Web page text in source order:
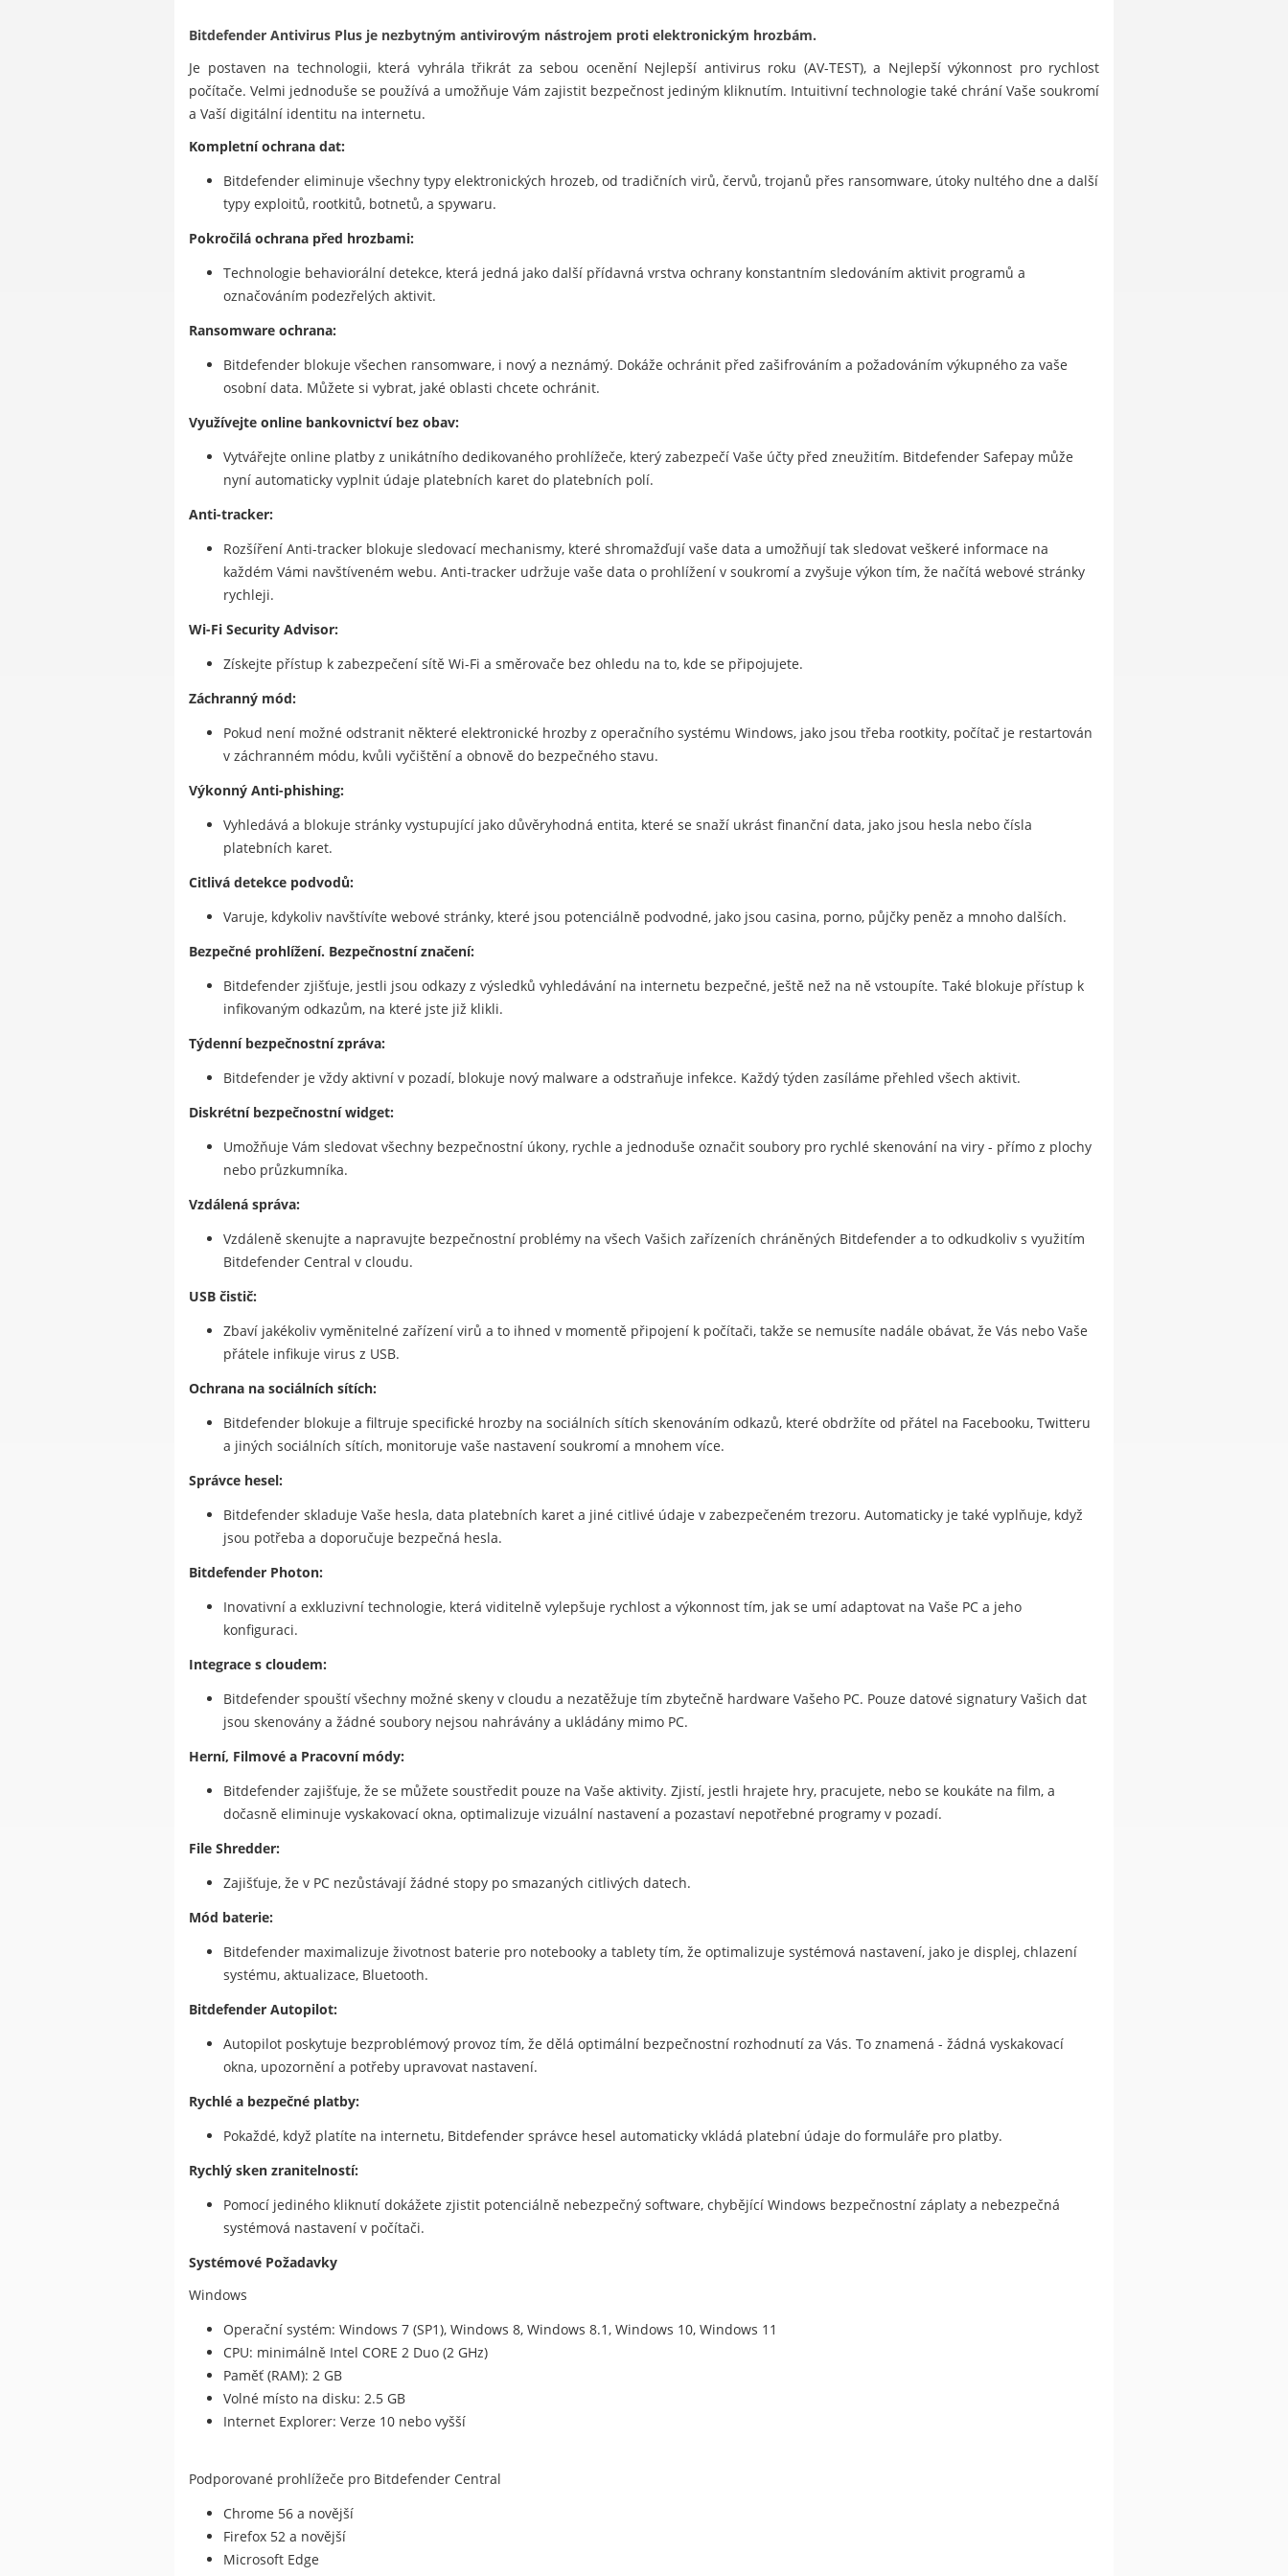
Bitdefender Antivirus Plus je nezbytným antivirovým nástrojem proti elektronickým hrozbám.
Je postaven na technologii, která vyhrála třikrát za sebou ocenění Nejlepší antivirus roku (AV-TEST), a Nejlepší výkonnost pro rychlost
počítače. Velmi jednoduše se používá a umožňuje Vám zajistit bezpečnost jediným kliknutím. Intuitivní technologie také chrání Vaše soukromí
a Vaší digitální identitu na internetu.
Kompletní ochrana dat:
Bitdefender eliminuje všechny typy elektronických hrozeb, od tradičních virů, červů, trojanů přes ransomware, útoky nultého dne a další
typy exploitů, rootkitů, botnetů, a spywaru.
Pokročilá ochrana před hrozbami:
Technologie behaviorální detekce, která jedná jako další přídavná vrstva ochrany konstantním sledováním aktivit programů a
označováním podezřelých aktivit.
Ransomware ochrana:
Bitdefender blokuje všechen ransomware, i nový a neznámý. Dokáže ochránit před zašifrováním a požadováním výkupného za vaše
osobní data. Můžete si vybrat, jaké oblasti chcete ochránit.
Využívejte online bankovnictví bez obav:
Vytvářejte online platby z unikátního dedikovaného prohlížeče, který zabezpečí Vaše účty před zneužitím. Bitdefender Safepay může
nyní automaticky vyplnit údaje platebních karet do platebních polí.
Anti-tracker:
Rozšíření Anti-tracker blokuje sledovací mechanismy, které shromažďují vaše data a umožňují tak sledovat veškeré informace na
každém Vámi navštíveném webu. Anti-tracker udržuje vaše data o prohlížení v soukromí a zvyšuje výkon tím, že načítá webové stránky
rychleji.
Wi-Fi Security Advisor:
Získejte přístup k zabezpečení sítě Wi-Fi a směrovače bez ohledu na to, kde se připojujete.
Záchranný mód:
Pokud není možné odstranit některé elektronické hrozby z operačního systému Windows, jako jsou třeba rootkity, počítač je restartován
v záchranném módu, kvůli vyčištění a obnově do bezpečného stavu.
Výkonný Anti-phishing:
Vyhledává a blokuje stránky vystupující jako důvěryhodná entita, které se snaží ukrást finanční data, jako jsou hesla nebo čísla
platebních karet.
Citlivá detekce podvodů:
Varuje, kdykoliv navštívíte webové stránky, které jsou potenciálně podvodné, jako jsou casina, porno, půjčky peněz a mnoho dalších.
Bezpečné prohlížení. Bezpečnostní značení:
Bitdefender zjišťuje, jestli jsou odkazy z výsledků vyhledávání na internetu bezpečné, ještě než na ně vstoupíte. Také blokuje přístup k
infikovaným odkazům, na které jste již klikli.
Týdenní bezpečnostní zpráva:
Bitdefender je vždy aktivní v pozadí, blokuje nový malware a odstraňuje infekce. Každý týden zasíláme přehled všech aktivit.
Diskrétní bezpečnostní widget:
Umožňuje Vám sledovat všechny bezpečnostní úkony, rychle a jednoduše označit soubory pro rychlé skenování na viry - přímo z plochy
nebo průzkumníka.
Vzdálená správa:
Vzdáleně skenujte a napravujte bezpečnostní problémy na všech Vašich zařízeních chráněných Bitdefender a to odkudkoliv s využitím
Bitdefender Central v cloudu.
USB čistič:
Zbaví jakékoliv vyměnitelné zařízení virů a to ihned v momentě připojení k počítači, takže se nemusíte nadále obávat, že Vás nebo Vaše
přátele infikuje virus z USB.
Ochrana na sociálních sítích:
Bitdefender blokuje a filtruje specifické hrozby na sociálních sítích skenováním odkazů, které obdržíte od přátel na Facebooku, Twitteru
a jiných sociálních sítích, monitoruje vaše nastavení soukromí a mnohem více.
Správce hesel:
Bitdefender skladuje Vaše hesla, data platebních karet a jiné citlivé údaje v zabezpečeném trezoru. Automaticky je také vyplňuje, když
jsou potřeba a doporučuje bezpečná hesla.
Bitdefender Photon:
Inovativní a exkluzivní technologie, která viditelně vylepšuje rychlost a výkonnost tím, jak se umí adaptovat na Vaše PC a jeho
konfiguraci.
Integrace s cloudem:
Bitdefender spouští všechny možné skeny v cloudu a nezatěžuje tím zbytečně hardware Vašeho PC. Pouze datové signatury Vašich dat
jsou skenovány a žádné soubory nejsou nahrávány a ukládány mimo PC.
Herní, Filmové a Pracovní módy:
Bitdefender zajišťuje, že se můžete soustředit pouze na Vaše aktivity. Zjistí, jestli hrajete hry, pracujete, nebo se koukáte na film, a
dočasně eliminuje vyskakovací okna, optimalizuje vizuální nastavení a pozastaví nepotřebné programy v pozadí.
File Shredder:
Zajišťuje, že v PC nezůstávají žádné stopy po smazaných citlivých datech.
Mód baterie:
Bitdefender maximalizuje životnost baterie pro notebooky a tablety tím, že optimalizuje systémová nastavení, jako je displej, chlazení
systému, aktualizace, Bluetooth.
Bitdefender Autopilot:
Autopilot poskytuje bezproblémový provoz tím, že dělá optimální bezpečnostní rozhodnutí za Vás. To znamená - žádná vyskakovací
okna, upozornění a potřeby upravovat nastavení.
Rychlé a bezpečné platby:
Pokaždé, když platíte na internetu, Bitdefender správce hesel automaticky vkládá platební údaje do formuláře pro platby.
Rychlý sken zranitelností:
Pomocí jediného kliknutí dokážete zjistit potenciálně nebezpečný software, chybějící Windows bezpečnostní záplaty a nebezpečná
systémová nastavení v počítači.
Systémové Požadavky
Windows
Operační systém: Windows 7 (SP1), Windows 8, Windows 8.1, Windows 10, Windows 11
CPU: minimálně Intel CORE 2 Duo (2 GHz)
Paměť (RAM): 2 GB
Volné místo na disku: 2.5 GB
Internet Explorer: Verze 10 nebo vyšší
Podporované prohlížeče pro Bitdefender Central
Chrome 56 a novější
Firefox 52 a novější
Microsoft Edge